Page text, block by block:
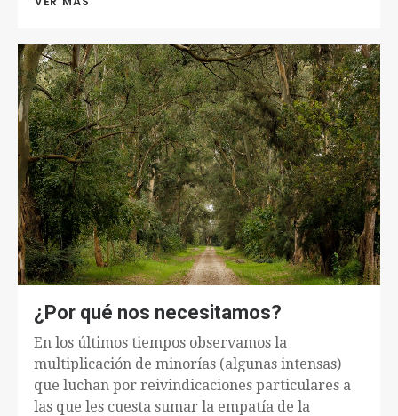
¿Por qué nos necesitamos?
En los últimos tiempos observamos la
multiplicación de minorías (algunas intensas)
que luchan por reivindicaciones particulares a
las que les cuesta sumar la empatía de la